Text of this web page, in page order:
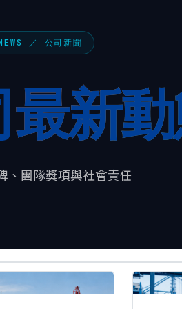
／ 公司新聞
最新
、團隊獎項與社會責任